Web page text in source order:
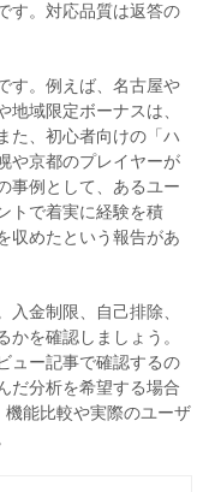
す。対応品質は返答の
す。例えば、名古屋や
域限定ボーナスは、
た、初心者向けの「ハ
や京都のプレイヤーが
事例として、あるユー
トで着実に経験を積
収めたという報告があ
金制限、自己排除、
を確認しましょう。
ュー記事で確認するの
だ分析を希望する場合
機能比較や実際のユーザ